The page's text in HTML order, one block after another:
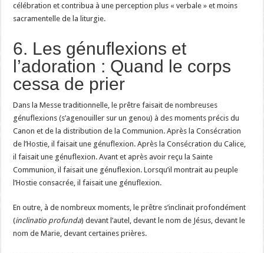
célébration et contribua à une perception plus « verbale » et moins
sacramentelle de la liturgie.
6. Les génuflexions et
l’adoration : Quand le corps
cessa de prier
Dans la Messe traditionnelle, le prêtre faisait de nombreuses
génuflexions (s’agenouiller sur un genou) à des moments précis du
Canon et de la distribution de la Communion. Après la Consécration
de l’Hostie, il faisait une génuflexion. Après la Consécration du Calice,
il faisait une génuflexion. Avant et après avoir reçu la Sainte
Communion, il faisait une génuflexion. Lorsqu’il montrait au peuple
l’Hostie consacrée, il faisait une génuflexion.
En outre, à de nombreux moments, le prêtre s’inclinait profondément
(inclinatio profunda) devant l’autel, devant le nom de Jésus, devant le
nom de Marie, devant certaines prières.